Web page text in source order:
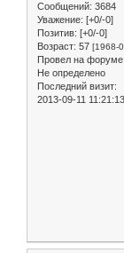
Сообщений: 3684
Уважение: [+0/-0]
Позитив: [+0/-0]
Возраст: 57 [1968-
Провел на форуме:
Не определено
Последний визит:
2013-09-11 11:21:13